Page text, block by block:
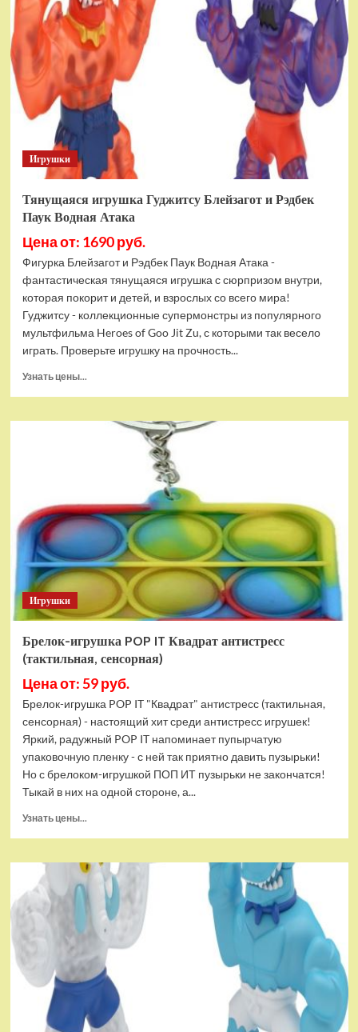
фигурок
Гуджитсу
Тайгор
и
Вайпер
Игрушки
Тянущаяся игрушка Гуджитсу Блейзагот и Рэдбек
Паук Водная Атака
Цена от: 1690 руб.
Фигурка Блейзагот и Рэдбек Паук Водная Атака -
фантастическая тянущаяся игрушка с сюрпризом внутри,
которая покорит и детей, и взрослых со всего мира!
Гуджитсу - коллекционные супермонстры из популярного
мультфильма Heroes of Goo Jit Zu, с которыми так весело
играть. Проверьте игрушку на прочность...
Узнать цены...
Тянущаяся
Паук
Водная
Игрушки
Брелок-игрушка POP IT Квадрат антистресс
(тактильная, сенсорная)
Цена от: 59 руб.
Брелок-игрушка POP IT "Квадрат" антистресс (тактильная,
сенсорная) - настоящий хит среди антистресс игрушек!
Яркий, радужный POP IT напоминает пупырчатую
упаковочную пленку - с ней так приятно давить пузырьки!
Но с брелоком-игрушкой ПОП ИТ пузырьки не закончатся!
Тыкай в них на одной стороне, а...
Узнать цены...
Брелок-
игрушка
POP
Квадрат
антистресс
(тактильная,
сенсорная)